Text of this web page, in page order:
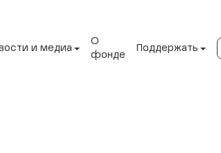
и медиа
О
фонде
Поддержать